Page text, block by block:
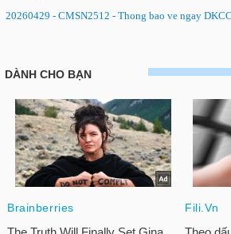
20260429 - CMSN2512 - Thong bao ve ngay
CMSN2512: Thông báo về ngày